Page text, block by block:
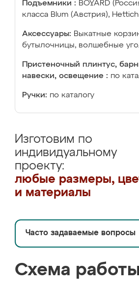
Подъемники : BOYARD
класса Blum (Австрия),
Аксессуары: Выкатные
бутылочницы, волшебные
Пристеночный плинтус,
навески, освещение : по
Ручки: по каталогу
Изготовим по
индивидуальному
проекту:
любые размеры,
и материалы
Часто задаваемые вопросы
Схема работы